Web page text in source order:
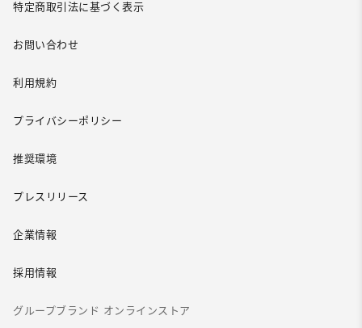
特定商取引法に基づく表示
お問い合わせ
利用規約
プライバシーポリシー
推奨環境
プレスリリース
企業情報
採用情報
グループブランド オンラインストア